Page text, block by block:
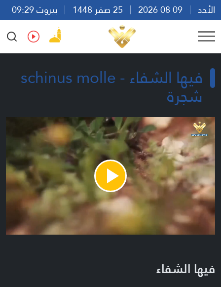
الأحد
بيروت 09:29
Ar
En Fr Es
فيها الشفاء - schinus molle
شجرة
Play
Video
فيها الشفاء